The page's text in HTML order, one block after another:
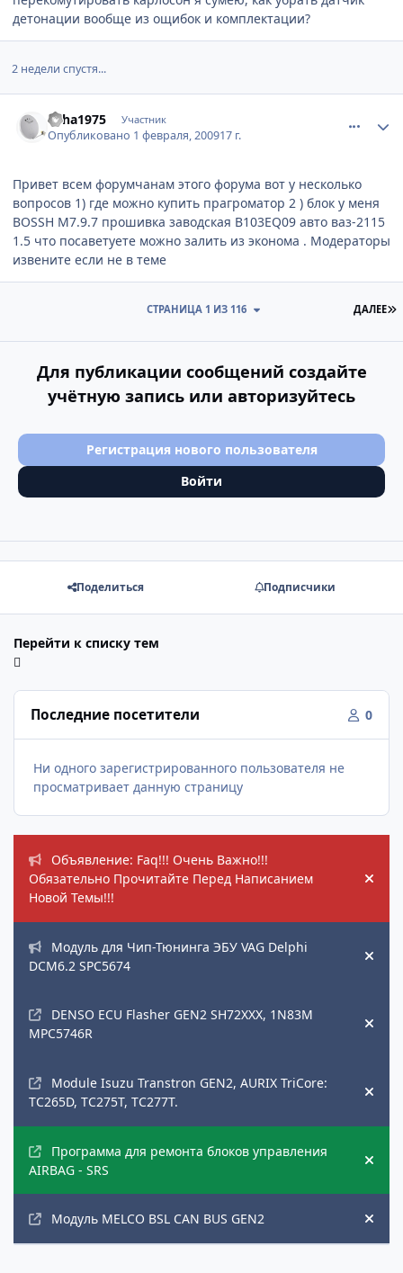
детонации вообще из ощибок и комплектации?
2 недели спустя...
Leha1975 Участник
Опубликовано 1 февраля, 200917 г.
Привет всем форумчанам этого форума вот у несколько
вопросов 1) где можно купить прагроматор 2 ) блок у меня
BOSSH M7.9.7 прошивка заводская B103EQ09 авто ваз-2115
1.5 что посаветуете можно залить из эконома . Модераторы
извените если не в теме
ДАЛЕЕ
СТРАНИЦА 1 ИЗ 116
Для публикации сообщений создайте
учётную запись или авторизуйтесь
Регистрация нового пользователя
Войти
Поделиться Подписчики
Перейти к списку тем
Последние посетители 0
Ни одного зарегистрированного пользователя не
просматривает данную страницу
Объявление: Faq!!! Очень Важно!!!
Обязательно Прочитайте Перед Написанием
Новой Темы!!!
Hide
Модуль для Чип-Тюнинга ЭБУ VAG Delphi
DCM6.2 SPC5674
Hide
DENSO ECU Flasher GEN2 SH72XXX, 1N83M
MPC5746R
Hide
Module Isuzu Transtron GEN2, AURIX TriCore:
TC265D, TC275T, TC277T.
Hide
Программа для ремонта блоков управления
AIRBAG - SRS
Hide
Модуль MELCO BSL CAN BUS GEN2 Hide